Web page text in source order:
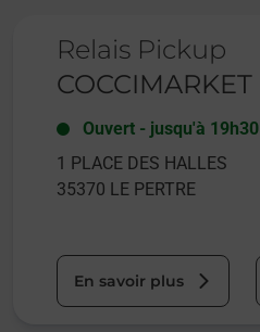
Relais Pickup
COCCIMARKET
Ouvert- jusqu'à 19h30
1 PLACE DES HALLES
35370 LE PERTRE
En savoir plus